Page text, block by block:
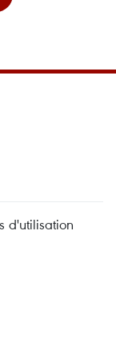
d'utilisation